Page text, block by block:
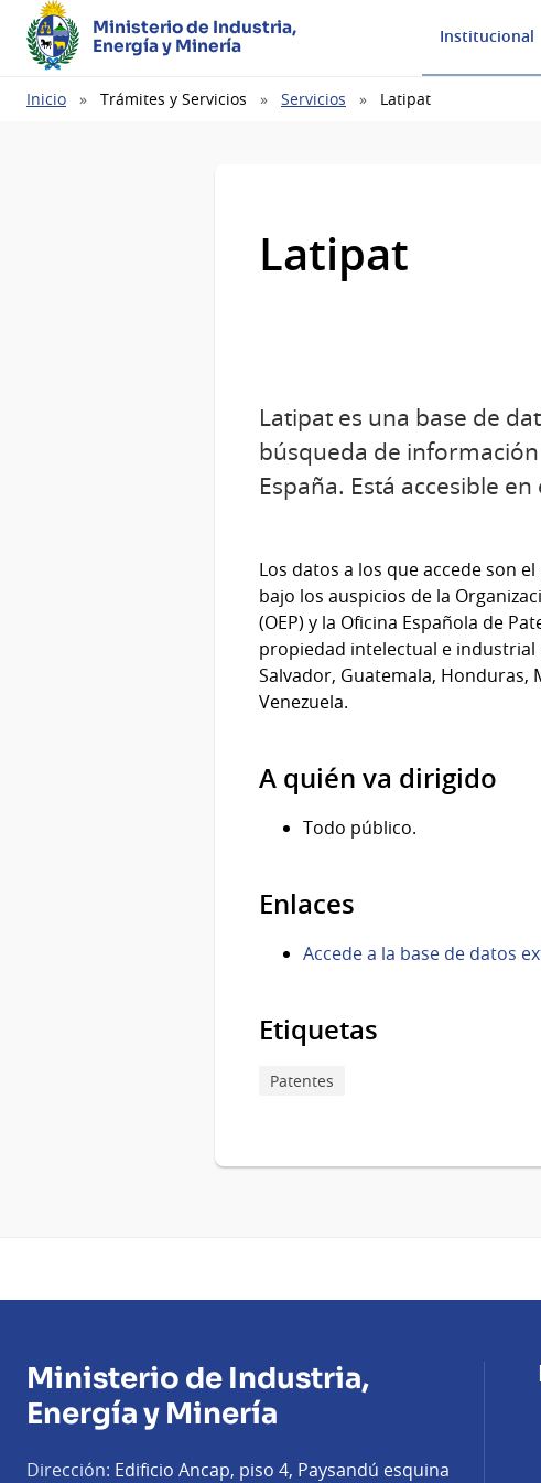
Ministerio de Industria,
Energía y Minería
Institucional
Ruta
Inicio Trámites y Servicios Servicios Latipat
Latipat
Latipat es una base de
búsqueda de
España. Está accesible
Los datos a los que accede son
bajo los auspicios de la
(OEP) y la Oficina Española de
propiedad intelectual e industrial
Salvador, Guatemala, Honduras,
Venezuela.
A quién va dirigido
Todo público.
Enlaces
Accede a la base de datos
Etiquetas
Patentes
Ministerio de Industria,
Energía y Minería
Dirección: Edificio Ancap, piso 4, Paysandú esquina